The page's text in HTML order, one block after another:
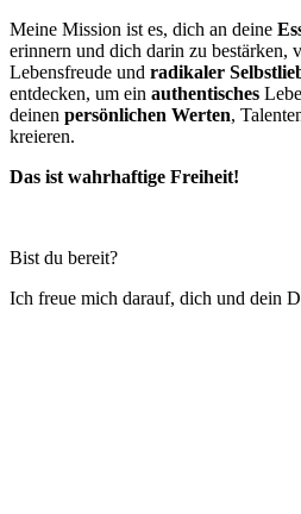
Meine Mission ist es, dich an deine
erinnern und dich darin zu bestärken,
Lebensfreude und radikaler
entdecken, um ein authentisches
deinen persönlichen Werten,
kreieren.
Das ist wahrhaftige Freiheit!
Bist du bereit?
Ich freue mich darauf, dich und dein